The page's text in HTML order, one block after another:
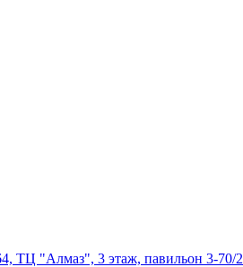
ТЦ "Алмаз", 3 этаж, павильон 3-70/2